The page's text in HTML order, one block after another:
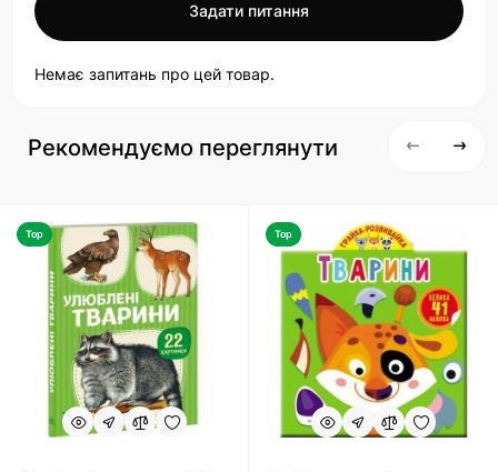
Задати питання
Немає запитань про цей товар.
Рекомендуємо переглянути
Top Top